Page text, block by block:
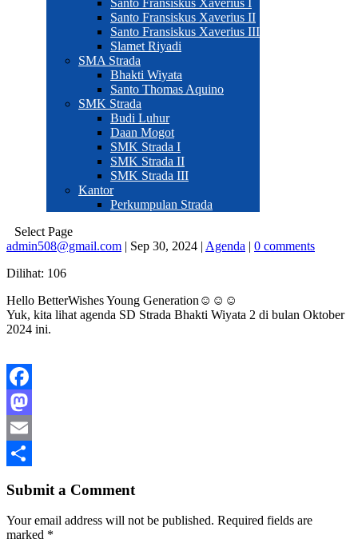
Santo Fransiskus Xaverius I
Santo Fransiskus Xaverius II
Santo Fransiskus Xaverius III
Slamet Riyadi
SMA Strada
Bhakti Wiyata
Santo Thomas Aquino
SMK Strada
Budi Luhur
Daan Mogot
SMK Strada I
SMK Strada II
SMK Strada III
Kantor
Perkumpulan Strada
Select Page
admin508@gmail.com | Sep 30, 2024 | Agenda | 0 comments
Dilihat: 106
Hello BetterWishes Young Generation☺️☺️☺️
Yuk, kita lihat agenda SD Strada Bhakti Wiyata 2 di bulan Oktober
2024 ini.
Facebook
Mastodon
Email
Submit a Comment
Your email address will not be published. Required fields are
marked *